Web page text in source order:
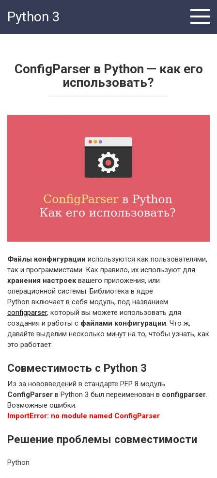
контенту
Python 3
ConfigParser в Python — как его
использовать?
Файлы конфигурации используются как пользователями,
так и программистами. Как правило, их используют для
хранения настроеквашего приложения, или
операционной системы. Библиотека в ядре
Python включает в себя модуль, под названием
configparser, который вы можете использовать для
создания и работы с файлами конфигурации. Что ж,
давайте выделим несколько минут на то, чтобы узнать, как
это работает.
Совместимость с Python 3
Из за нововведений в стандарте PEP 8 модуль
ConfigParser в Python 3 был переименован в configparser.
Возможные ошибки:
ImportError: no module named ConfigParser
Решение проблемы совместимости
Python